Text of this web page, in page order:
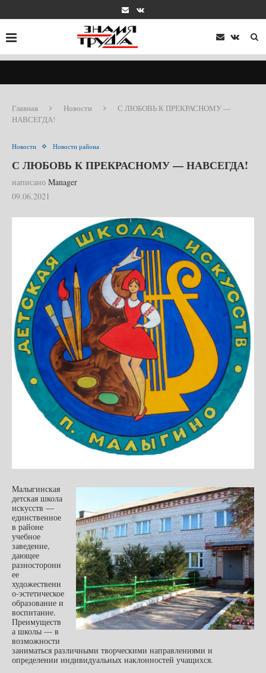
Главная Новости
С ЛЮБОВЬ К ПРЕКРАСНОМУ —
НАВСЕГДА!
Новости Новости района
С ЛЮБОВЬ К ПРЕКРАСНОМУ — НАВСЕГДА!
написано Manager
09.06.2021
Малыгинская
детская школа
искусств —
единственное
в районе
учебное
заведение,
дающее
разносторонн
ее
художественн
о-эстетическое
образование и
воспитание.
Преимуществ
а школы — в
возможности
заниматься различными творческими направлениями и
определении индивидуальных наклонностей учащихся.